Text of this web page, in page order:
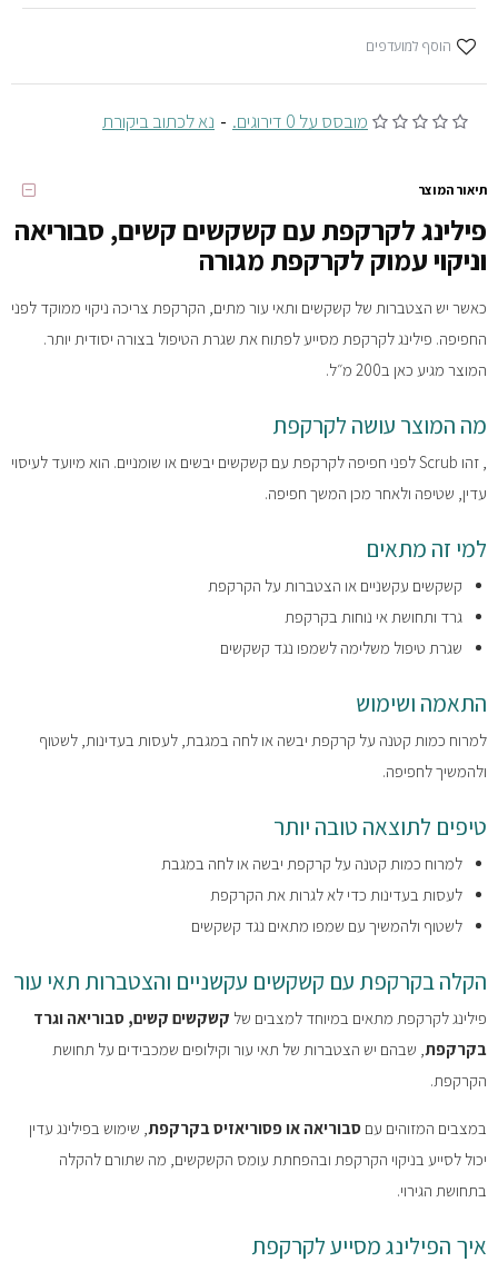
מובסס על 0 דירוגים. - נא לכתוב ביקורת
הוסף למועדפים
תיאור המוצר
פילינג לקרקפת עם קשקשים קשים, סבוריאה
וניקוי עמוק לקרקפת מגורה
כאשר יש הצטברות של קשקשים ותאי עור מתים, הקרקפת צריכה ניקוי ממוקד לפני
החפיפה. פילינג לקרקפת מסייע לפתוח את שגרת הטיפול בצורה יסודית יותר.
המוצר מגיע כאן ב200 מ״ל.
מה המוצר עושה לקרקפת
, זהו Scrub לפני חפיפה לקרקפת עם קשקשים יבשים או שומניים. הוא מיועד לעיסוי
עדין, שטיפה ולאחר מכן המשך חפיפה.
למי זה מתאים
קשקשים עקשניים או הצטברות על הקרקפת
גרד ותחושת אי נוחות בקרקפת
שגרת טיפול משלימה לשמפו נגד קשקשים
התאמה ושימוש
למרוח כמות קטנה על קרקפת יבשה או לחה במגבת, לעסות בעדינות, לשטוף
ולהמשיך לחפיפה.
טיפים לתוצאה טובה יותר
למרוח כמות קטנה על קרקפת יבשה או לחה במגבת
לעסות בעדינות כדי לא לגרות את הקרקפת
לשטוף ולהמשיך עם שמפו מתאים נגד קשקשים
הקלה בקרקפת עם קשקשים עקשניים והצטברות תאי עור
פילינג לקרקפת מתאים במיוחד למצבים של קשקשים קשים, סבוריאה וגרד
בקרקפת, שבהם יש הצטברות של תאי עור וקילופים שמכבידים על תחושת
הקרקפת.
במצבים המזוהים עם סבוריאה או פסוריאזיס בקרקפת, שימוש בפילינג עדין
יכול לסייע בניקוי הקרקפת ובהפחתת עומס הקשקשים, מה שתורם להקלה
בתחושת הגירוי.
איך הפילינג מסייע לקרקפת